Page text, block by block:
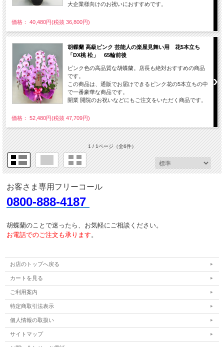
大企業様向けのお祝いにおすすめです。
価格： 40,480円(税抜 36,800円)
胡蝶蘭 高級ピンク 芸能人の楽屋見舞い用 花5本立ち
「DX桃 松」 65輪前後
ピンク色の高品質な胡蝶蘭。店長も絶対おすすめの商品
です。
この商品は、通販でお届けできるピンク花の5本立ちの中
で一番豪華な商品です。
開業 開院のお祝いなどにもご注文をいただく商品です。
価格： 52,480円(税抜 47,709円)
1 / 1ページ（全6件）
お客さま専用フリーコール
0800-888-4187
胡蝶蘭のことで迷ったら、お気軽にご相談ください。
お電話でのご注文も承ります 。
お店のトップへ戻る
カートを見る
ご利用案内
特定商取引法表示
個人情報の取扱い
サイトマップ